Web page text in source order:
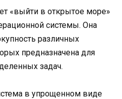
«выйти в открытое море»
системы. Она
различных
предназначена для
задач.
в упрощенном виде